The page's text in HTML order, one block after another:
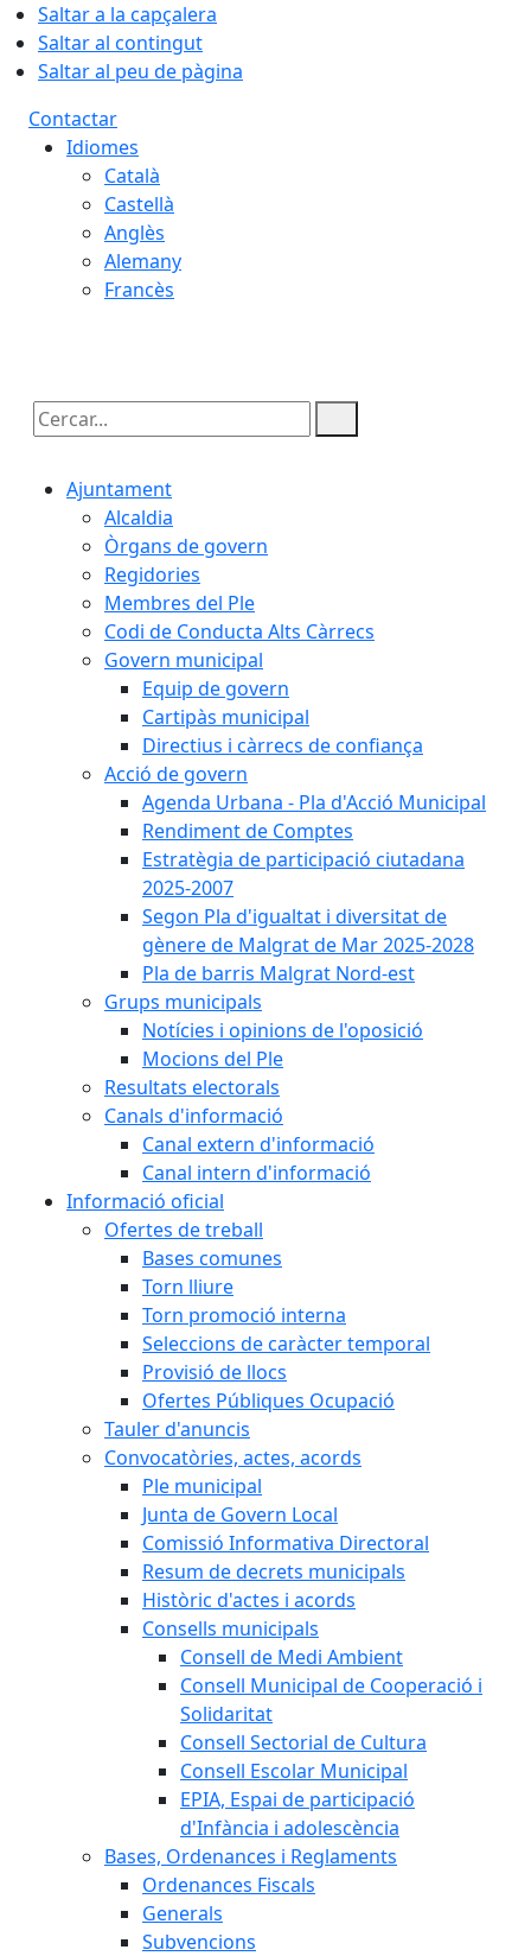
Saltar a la capçalera
Saltar al contingut
Saltar al peu de pàgina
Contactar
Idiomes
Català
Castellà
Anglès
Alemany
Francès
Cercar:
Ajuntament
Alcaldia
Òrgans de govern
Regidories
Membres del Ple
Codi de Conducta Alts Càrrecs
Govern municipal
Equip de govern
Cartipàs municipal
Directius i càrrecs de confiança
Acció de govern
Agenda Urbana - Pla d'Acció Municipal
Rendiment de Comptes
Estratègia de participació ciutadana
2025-2007
Segon Pla d'igualtat i diversitat de
gènere de Malgrat de Mar 2025-2028
Pla de barris Malgrat Nord-est
Grups municipals
Notícies i opinions de l'oposició
Mocions del Ple
Resultats electorals
Canals d'informació
Canal extern d'informació
Canal intern d'informació
Informació oficial
Ofertes de treball
Bases comunes
Torn lliure
Torn promoció interna
Seleccions de caràcter temporal
Provisió de llocs
Ofertes Públiques Ocupació
Tauler d'anuncis
Convocatòries, actes, acords
Ple municipal
Junta de Govern Local
Comissió Informativa Directoral
Resum de decrets municipals
Històric d'actes i acords
Consells municipals
Consell de Medi Ambient
Consell Municipal de Cooperació i
Solidaritat
Consell Sectorial de Cultura
Consell Escolar Municipal
EPIA, Espai de participació
d'Infància i adolescència
Bases, Ordenances i Reglaments
Ordenances Fiscals
Generals
Subvencions